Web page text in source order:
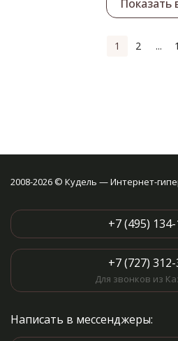
Показать
1 2 ...
2008-2026 © Кудель — Интернет-
+7 (495)
+7 (727)
Для звонков из
Написать в мессенджеры: